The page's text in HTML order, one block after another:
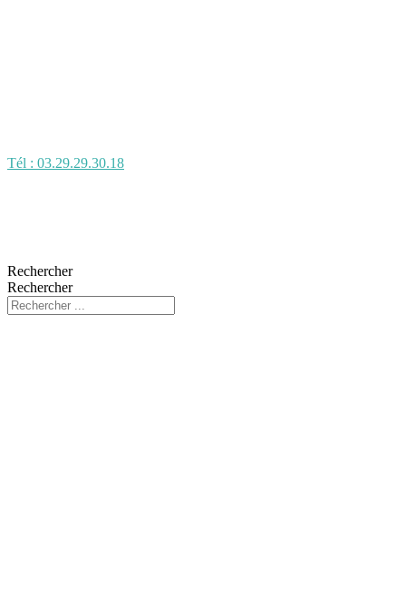
Tél : 03.29.29.30.18
Rechercher
Rechercher